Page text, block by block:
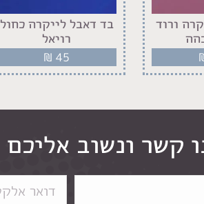
ורוד
בד דאבל לייקרה כחול
רויאל
₪ 45
קשר ונשוב אליכם